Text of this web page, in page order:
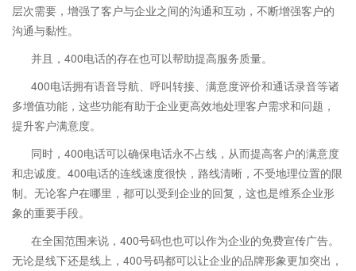
层次需要，增强了客户与企业之间的沟通和互动，不断增强客户的
沟通与黏性。
并且，400电话的存在也可以帮助提高服务质量。
400电话拥有语音导航、呼叫转接、满意度评价和通话录音等诸
多增值功能，这些功能有助于企业更高效地处理客户需求和问题，
提升客户满意度。
同时，400电话可以确保电话永不占线，从而提高客户的满意度
和忠诚度。400电话的连线速度很快，路线清晰，不受地理位置的限
制。无论客户在哪里，都可以受到企业的回复，这也是维系企业形
象的重要手段。
在全国范围来说，400号码也也可以作为企业的免费宣传广告。
无论是线下还是线上，400号码都可以让企业的品牌形象更加突出，